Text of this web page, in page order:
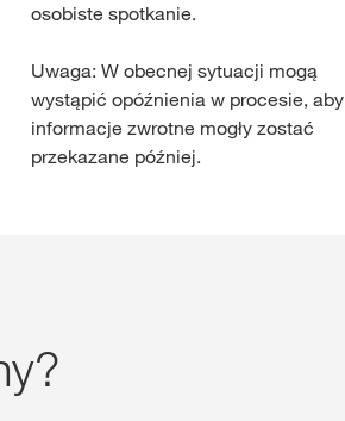
osobiste spotkanie.
Uwaga: W obecnej sytuacji mogą
wystąpić opóźnienia w procesie, aby
informacje zwrotne mogły zostać
przekazane później.